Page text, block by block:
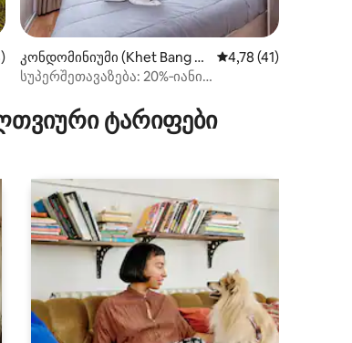
შეფასებაა 5‑დან 5, 8 მიმოხილვა
კონდომინიუმი (Khet Bang K
hae)
საშუალო
4,78 (41)
სუპერშეთავაზება: 20%‑იანი
1 საძინებელი, მყუდრო, @Phetkasemt
ტარიფები